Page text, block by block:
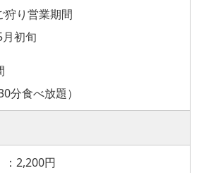
狩り営業期間
初旬
分食べ放題）
：2,200円